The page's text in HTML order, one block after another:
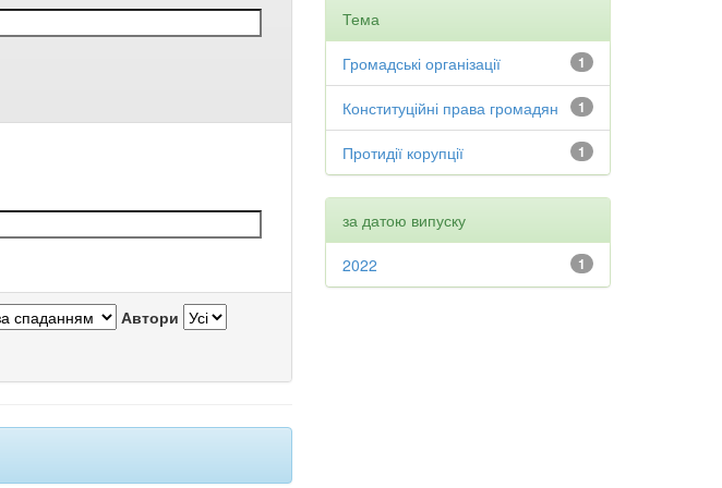
Автори
Тема
1
Громадські організації
1
Конституційні права громадян
1
Протидії корупції
за датою випуску
1
2022